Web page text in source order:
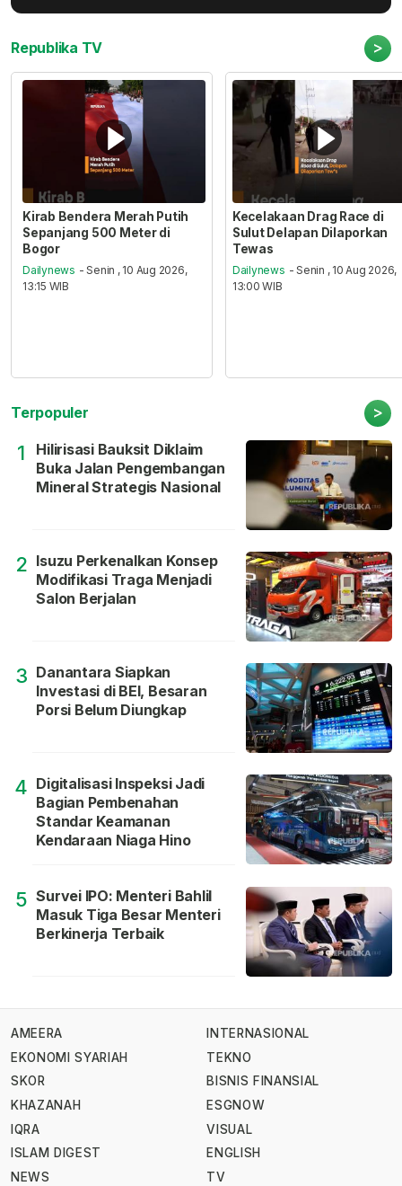
Republika TV >
Kirab Bendera Merah Putih
Sepanjang 500 Meter di
Bogor
Dailynews - Senin , 10 Aug 2026,
13:15 WIB
Kecelakaan Drag Race di
Sulut Delapan Dilaporkan
Tewas
Dailynews - Senin , 10 Aug 2026,
13:00 WIB
Terpopuler >
1
Hilirisasi Bauksit Diklaim
Buka Jalan Pengembangan
Mineral Strategis Nasional
2 Isuzu Perkenalkan Konsep
Modifikasi Traga Menjadi
Salon Berjalan
3 Danantara Siapkan
Investasi di BEI, Besaran
Porsi Belum Diungkap
4 Digitalisasi Inspeksi Jadi
Bagian Pembenahan
Standar Keamanan
Kendaraan Niaga Hino
5 Survei IPO: Menteri Bahlil
Masuk Tiga Besar Menteri
Berkinerja Terbaik
AMEERA
EKONOMI SYARIAH
SKOR
KHAZANAH
IQRA
ISLAM DIGEST
NEWS
INTERNASIONAL
TEKNO
BISNIS FINANSIAL
ESGNOW
VISUAL
ENGLISH
TV